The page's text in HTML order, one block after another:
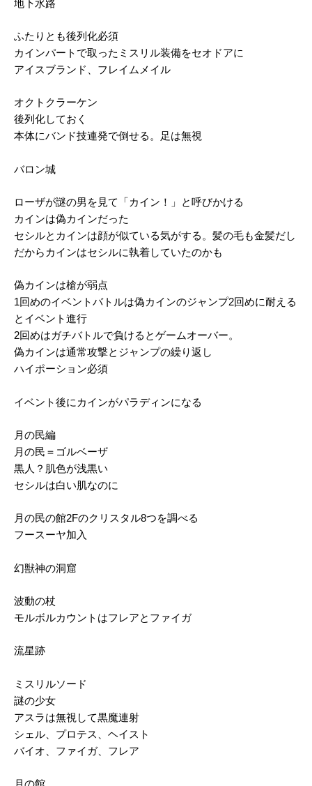
地下水路
ふたりとも後列化必須
カインパートで取ったミスリル装備をセオドアに
アイスブランド、フレイムメイル
オクトクラーケン
後列化しておく
本体にバンド技連発で倒せる。足は無視
バロン城
ローザが謎の男を見て「カイン！」と呼びかける
カインは偽カインだった
セシルとカインは顔が似ている気がする。髪の毛も金髪だし
だからカインはセシルに執着していたのかも
偽カインは槍が弱点
1回めのイベントバトルは偽カインのジャンプ2回めに耐える
とイベント進行
2回めはガチバトルで負けるとゲームオーバー。
偽カインは通常攻撃とジャンプの繰り返し
ハイポーション必須
イベント後にカインがパラディンになる
月の民編
月の民＝ゴルベーザ
黒人？肌色が浅黒い
セシルは白い肌なのに
月の民の館2Fのクリスタル8つを調べる
フースーヤ加入
幻獣神の洞窟
波動の杖
モルボルカウントはフレアとファイガ
流星跡
ミスリルソード
謎の少女
アスラは無視して黒魔連射
シェル、プロテス、ヘイスト
バイオ、ファイガ、フレア